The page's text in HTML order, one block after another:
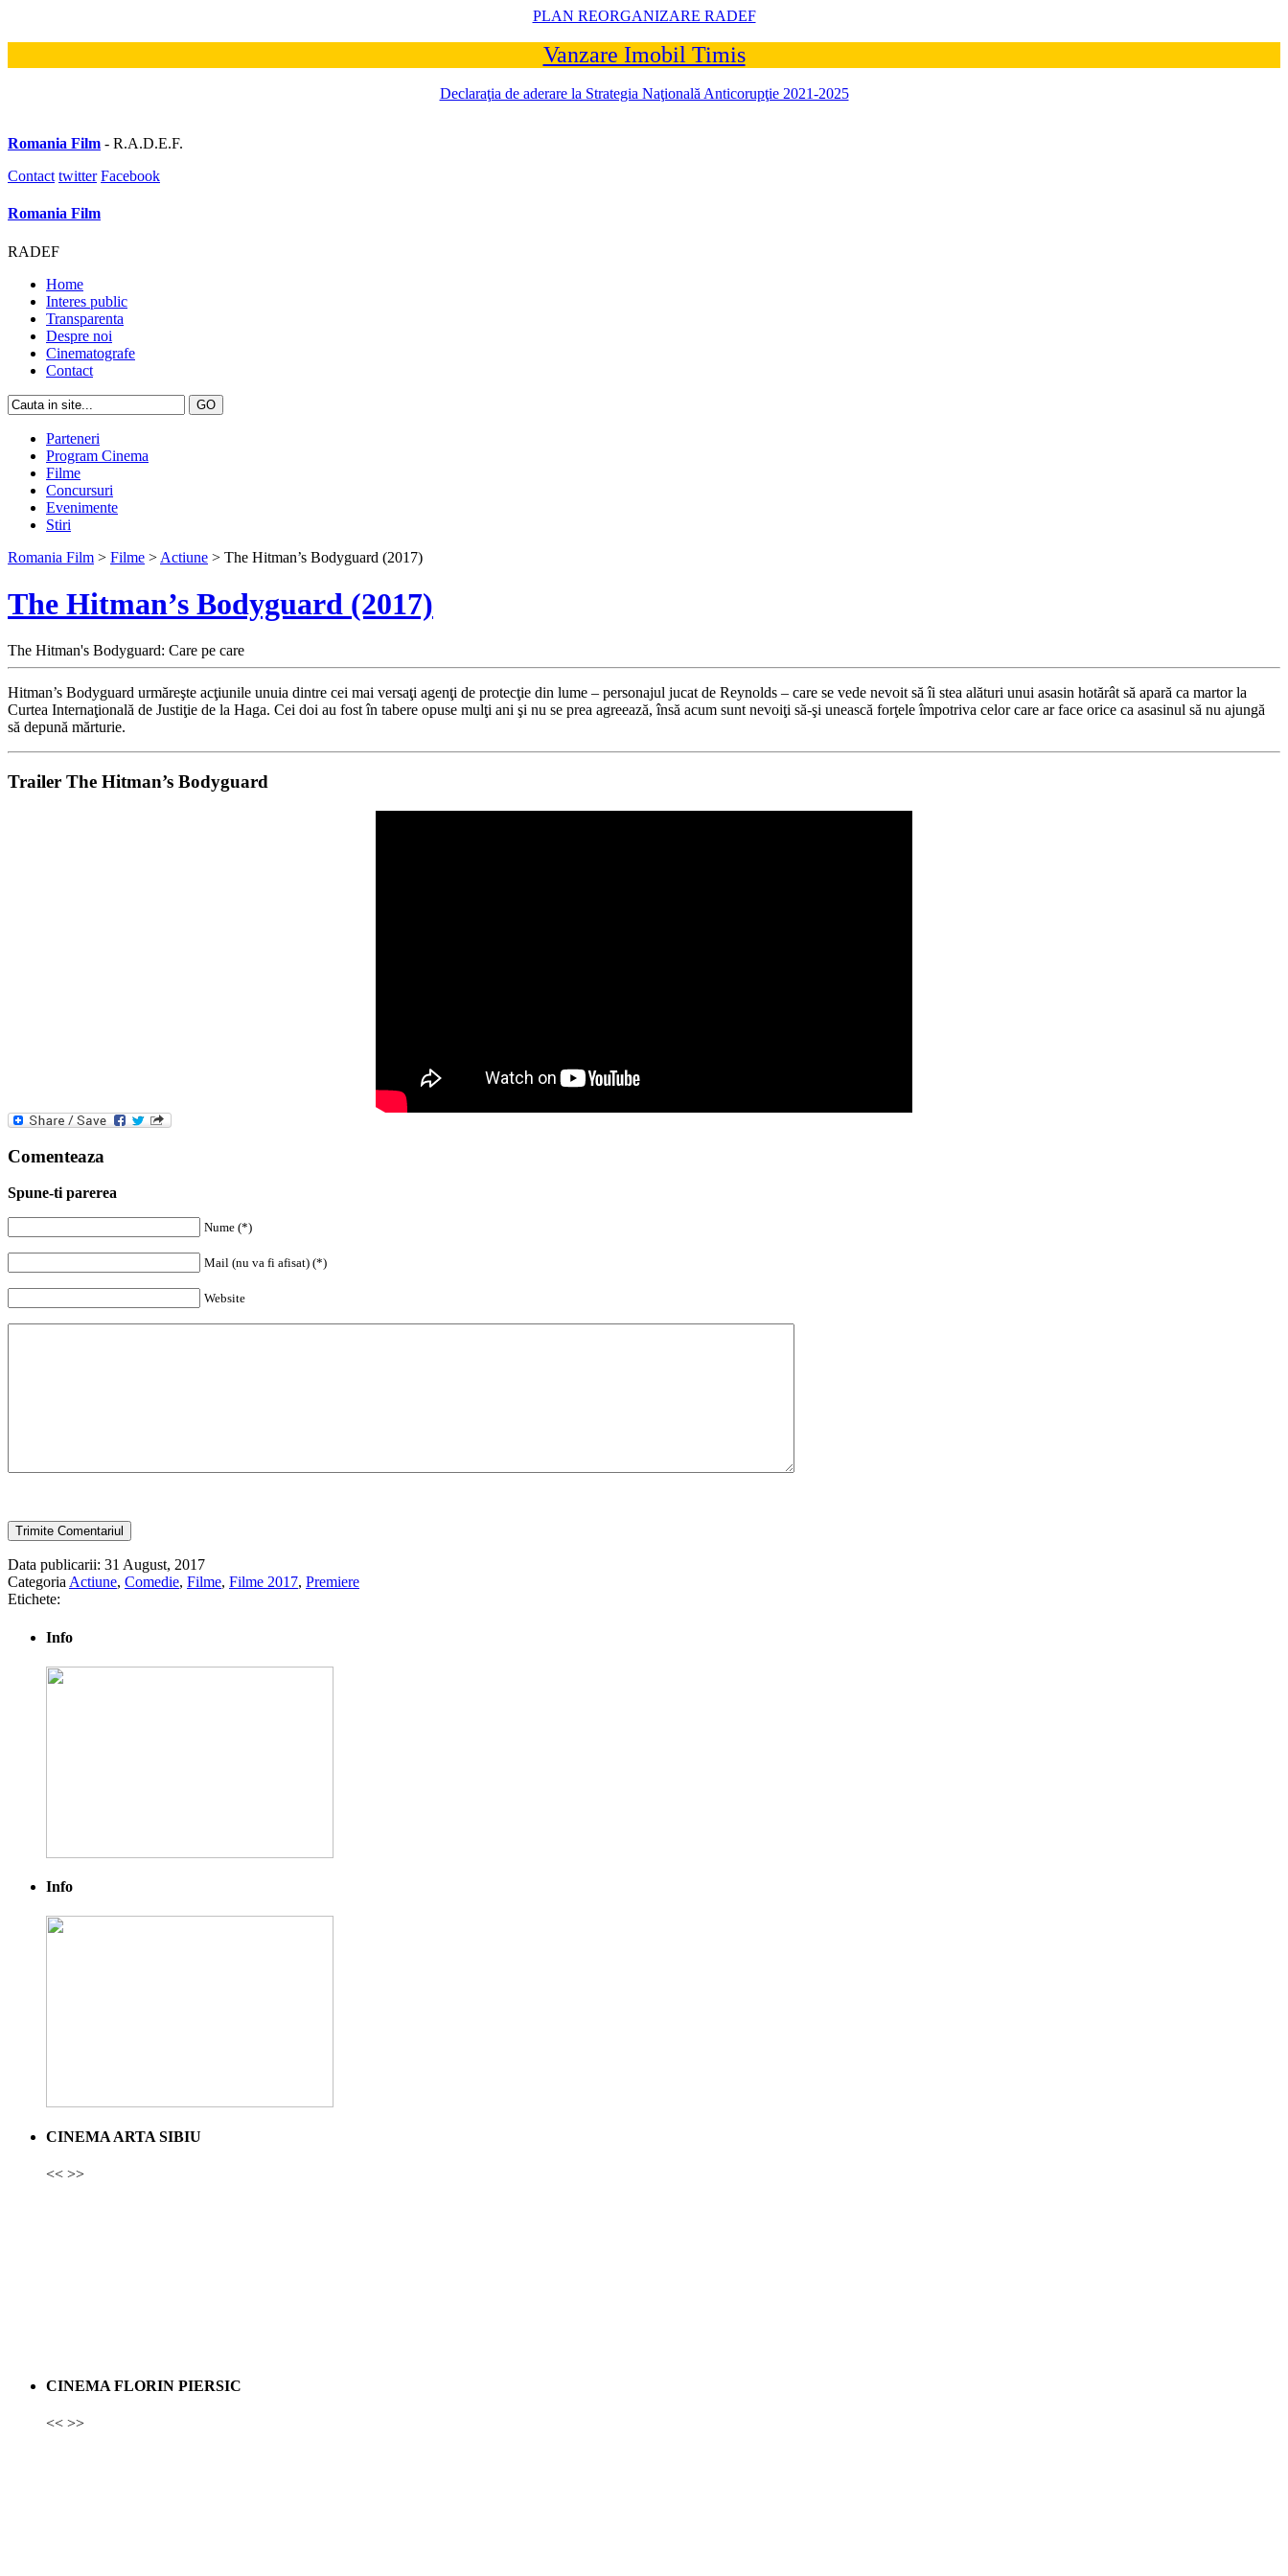
PLAN REORGANIZARE RADEF
Vanzare Imobil Timis
Declaraţia de aderare la Strategia Naţională Anticorupţie 2021-2025
Romania Film - R.A.D.E.F.
Contact twitter Facebook
Romania Film
RADEF
Home
Interes public
Transparenta
Despre noi
Cinematografe
Contact
Parteneri
Program Cinema
Filme
Concursuri
Evenimente
Stiri
Romania Film > Filme > Actiune > The Hitman’s Bodyguard (2017)
The Hitman’s Bodyguard (2017)
The Hitman's Bodyguard: Care pe care
Hitman’s Bodyguard urmăreşte acţiunile unuia dintre cei mai versaţi agenţi de protecţie din lume – personajul jucat de Reynolds – care se vede nevoit să îi stea alături unui asasin hotărât să apară ca martor la
Curtea Internaţională de Justiţie de la Haga. Cei doi au fost în tabere opuse mulţi ani şi nu se prea agreează, însă acum sunt nevoiţi să-şi unească forţele împotriva celor care ar face orice ca asasinul să nu ajungă
să depună mărturie.
Trailer The Hitman’s Bodyguard
Comenteaza
Spune-ti parerea
Nume (*)
Mail (nu va fi afisat) (*)
Website
Data publicarii: 31 August, 2017
Categoria Actiune, Comedie, Filme, Filme 2017, Premiere
Etichete:
Info
Info
CINEMA ARTA SIBIU
<< >>
CINEMA FLORIN PIERSIC
<< >>